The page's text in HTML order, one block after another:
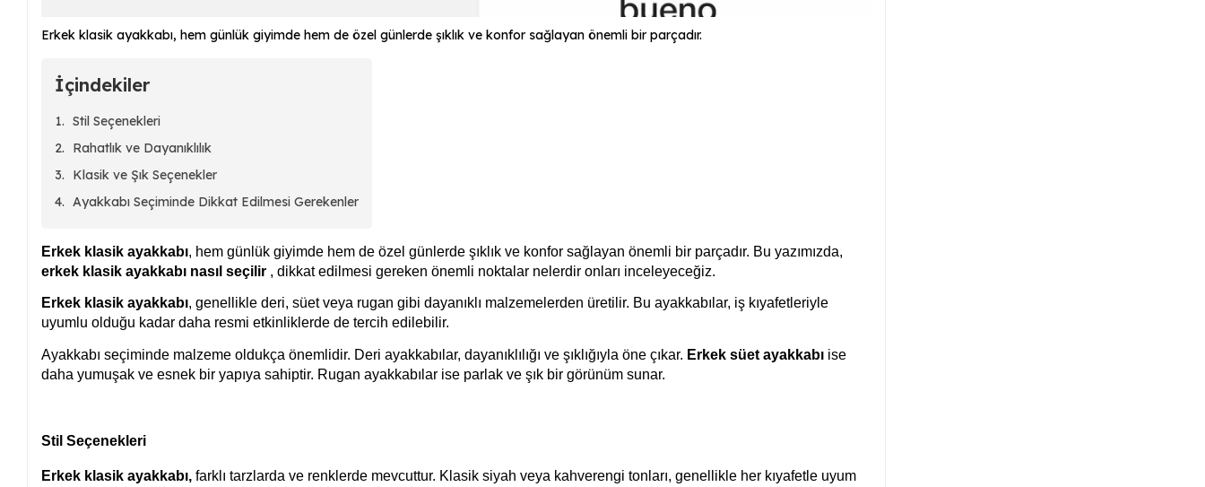
Erkek klasik ayakkabı, hem günlük giyimde hem de özel günlerde şıklık ve konfor sağlayan önemli bir parçadır.
İçindekiler
Stil Seçenekleri
Rahatlık ve Dayanıklılık
Klasik ve Şık Seçenekler
Ayakkabı Seçiminde Dikkat Edilmesi Gerekenler
Erkek klasik ayakkabı, hem günlük giyimde hem de özel günlerde şıklık ve konfor sağlayan önemli bir parçadır. Bu yazımızda,
erkek klasik ayakkabı nasıl seçilir , dikkat edilmesi gereken önemli noktalar nelerdir onları inceleyeceğiz.
Erkek klasik ayakkabı, genellikle deri, süet veya rugan gibi dayanıklı malzemelerden üretilir. Bu ayakkabılar, iş kıyafetleriyle
uyumlu olduğu kadar daha resmi etkinliklerde de tercih edilebilir.
Ayakkabı seçiminde malzeme oldukça önemlidir. Deri ayakkabılar, dayanıklılığı ve şıklığıyla öne çıkar. Erkek süet ayakkabı ise
daha yumuşak ve esnek bir yapıya sahiptir. Rugan ayakkabılar ise parlak ve şık bir görünüm sunar.
Stil Seçenekleri
Erkek klasik ayakkabı,farklı tarzlarda ve renklerde mevcuttur. Klasik siyah veya kahverengi tonları, genellikle her kıyafetle uyum